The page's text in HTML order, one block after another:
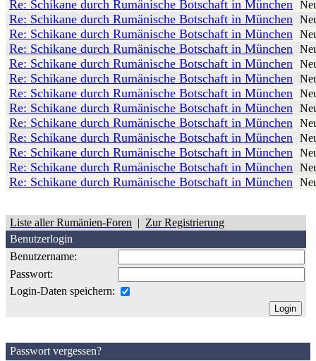
Re: Schikane durch Rumänische Botschaft in München
Re: Schikane durch Rumänische Botschaft in München
Re: Schikane durch Rumänische Botschaft in München
Re: Schikane durch Rumänische Botschaft in München
Re: Schikane durch Rumänische Botschaft in München
Re: Schikane durch Rumänische Botschaft in München
Re: Schikane durch Rumänische Botschaft in München
Re: Schikane durch Rumänische Botschaft in München
Re: Schikane durch Rumänische Botschaft in München
Re: Schikane durch Rumänische Botschaft in München
Re: Schikane durch Rumänische Botschaft in München
Re: Schikane durch Rumänische Botschaft in München
Re: Schikane durch Rumänische Botschaft in München
Liste aller Rumänien-Foren | Zur Registrierung
Benutzerlogin
Benutzername:
Passwort:
Login-Daten speichern:
Passwort vergessen?